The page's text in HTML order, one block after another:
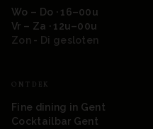
Wo – Do · 16–00u
Vr – Za · 12u–00u
Zon - Di gesloten
ONTDEK
Fine dining in Gent
Cocktailbar Gent